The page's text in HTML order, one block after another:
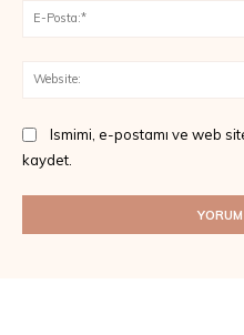
Ismimi, e-postamı ve web
kaydet.